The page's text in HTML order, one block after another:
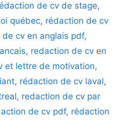
de cv de stage,
québec, rédaction de cv
cv en anglais pdf,
, redaction de cv en
et lettre de motivation,
, rédaction de cv laval,
, redaction de cv par
de cv pdf, rédaction